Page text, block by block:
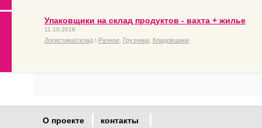
Упаковщики на склад продуктов - вахта + жилье
11.10.2018
Логистика/склад \ Разное Грузчики Кладовщики
О проекте контакты